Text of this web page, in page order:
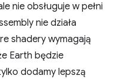
nie obsługuje w pełni
nie działa
shadery wymagają
Earth będzie
dodamy lepszą